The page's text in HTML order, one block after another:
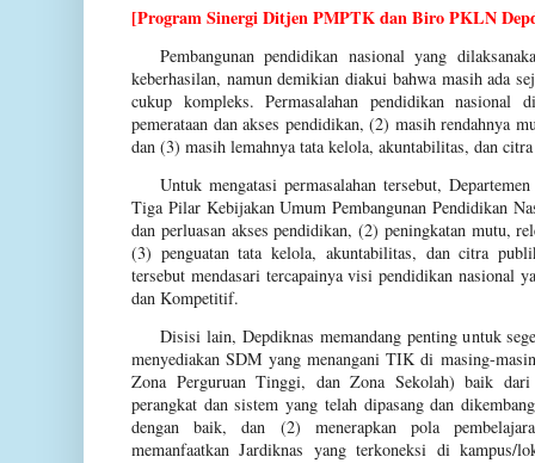
[Program Sinergi Ditjen PMPTK dan Biro PKLN
Pembangunan pendidikan nasional yang
keberhasilan, namun demikian diakui bahwa masih ada
cukup kompleks. Permasalahan pendidikan nasional
pemerataan dan akses pendidikan, (2) masih rendahnya
dan (3) masih lemahnya tata kelola, akuntabilitas, dan
Untuk mengatasi permasalahan tersebut,
Tiga Pilar Kebijakan Umum Pembangunan Pendidikan
dan perluasan akses pendidikan, (2) peningkatan mutu,
(3) penguatan tata kelola, akuntabilitas, dan citra
tersebut mendasari tercapainya visi pendidikan nasional
dan Kompetitif.
Disisi lain, Depdiknas memandang penting untuk
menyediakan SDM yang menangani TIK di masing-
Zona Perguruan Tinggi, dan Zona Sekolah) baik
perangkat dan sistem yang telah dipasang dan
dengan baik, dan (2) menerapkan pola
memanfaatkan Jardiknas yang terkoneksi di kampus/